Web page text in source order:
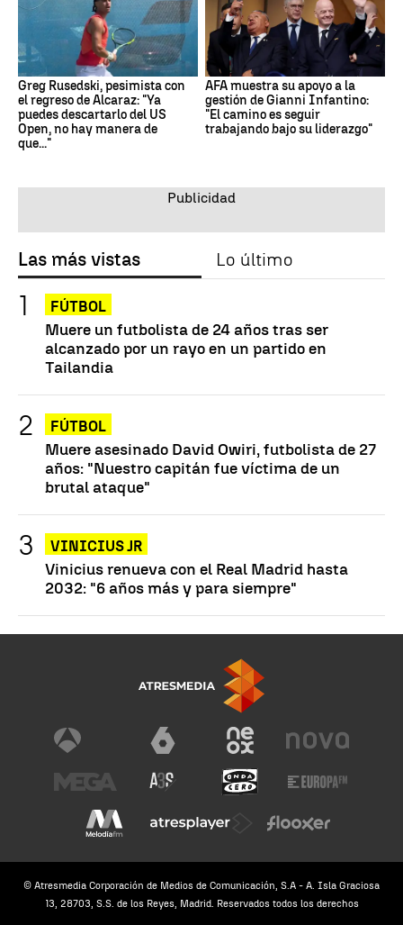
Greg Rusedski, pesimista con
el regreso de Alcaraz: "Ya
puedes descartarlo del US
Open, no hay manera de
que..."
AFA muestra su apoyo a la
gestión de Gianni Infantino:
"El camino es seguir
trabajando bajo su liderazgo"
Las más vistas Lo último
FÚTBOL
Muere un futbolista de 24 años tras ser
alcanzado por un rayo en un partido en
Tailandia
FÚTBOL
Muere asesinado David Owiri, futbolista de 27
años: "Nuestro capitán fue víctima de un
brutal ataque"
VINICIUS JR
Vinicius renueva con el Real Madrid hasta
2032: "6 años más y para siempre"
© Atresmedia Corporación de Medios de Comunicación, S.A - A. Isla Graciosa
13, 28703, S.S. de los Reyes, Madrid. Reservados todos los derechos